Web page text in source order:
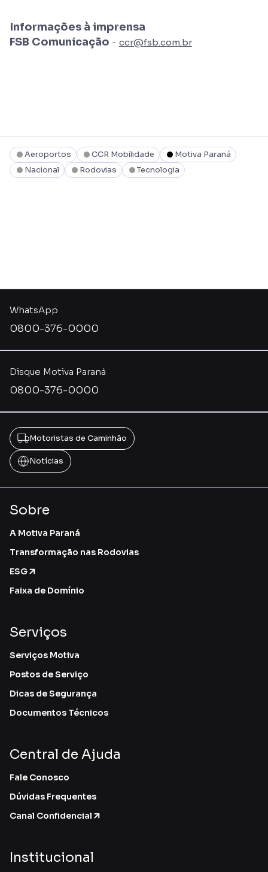
Informações à imprensa
FSB Comunicação - ccr@fsb.com.br
Aeroportos CCR Mobilidade
Motiva Paraná
Nacional
Rodovias Tecnologia
Disque Motiva Paraná
0800-376-0000
WhatsApp
0800-376-0000
Motoristas de Caminhão
Notícias
Sobre
A Motiva Paraná
Transformação nas Rodovias
ESG
Faixa de Domínio
Serviços
Serviços Motiva
Postos de Serviço
Dicas de Segurança
Documentos Técnicos
Central de Ajuda
Fale Conosco
Dúvidas Frequentes
Canal Confidencial
Institucional